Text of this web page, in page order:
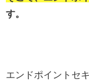
す。
エンドポイントセ